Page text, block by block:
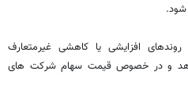
شود.
افزایشی یا کاهشی غیرمتعارف
و در خصوص قیمت سهام شرکت های